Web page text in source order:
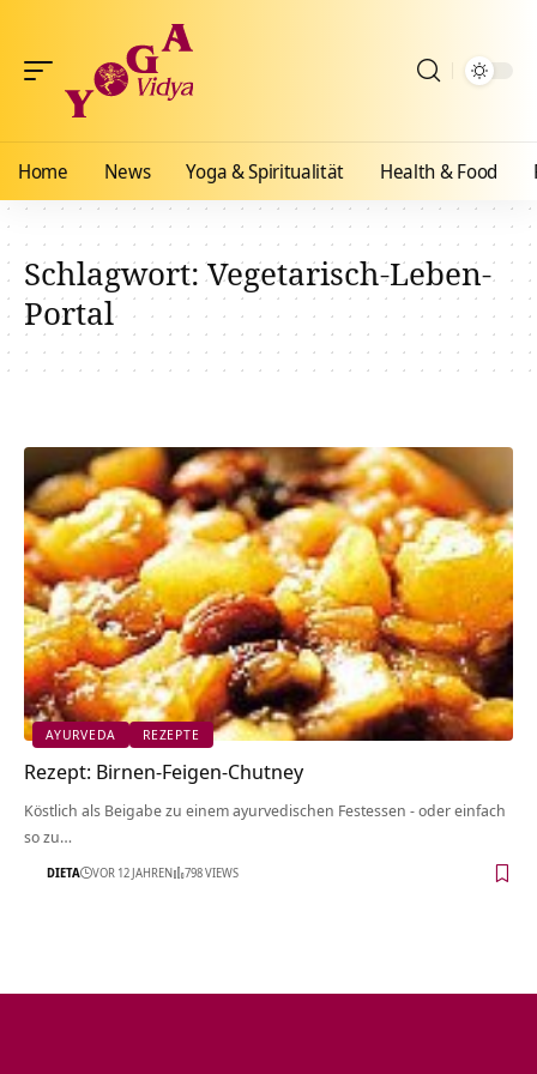
Home News Yoga & Spiritualität Health & Food
Schlagwort:Vegetarisch-Leben-
Portal
AYURVEDA REZEPTE
Rezept: Birnen-Feigen-Chutney
Köstlich als Beigabe zu einem ayurvedischen Festessen - oder einfach
so zu…
DIETA VOR 12 JAHREN 798 VIEWS